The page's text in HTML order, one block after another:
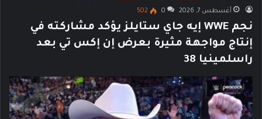
أغسطس 7, 2026 0
502
نجم WWE إيه جاي ستايلز يؤكد مشاركته في
إنتاج مواجهة مثيرة بعرض إن إكس تي بعد
راسلمينيا 38